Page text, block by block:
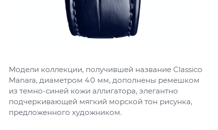
Модели коллекции, получившей название Classico
Manara, диаметром 40 мм, дополнены ремешком
из темно-синей кожи аллигатора, элегантно
подчеркивающей мягкий морской тон рисунка,
предложенного художником.